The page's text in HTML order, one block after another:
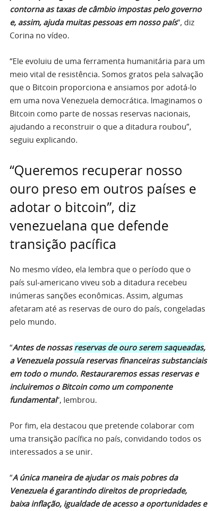
contorna as taxas de câmbio impostas pelo governo
e, assim, ajuda muitas pessoas em nosso país“, diz
Corina no vídeo.
“Ele evoluiu de uma ferramenta humanitária para um
meio vital de resistência. Somos gratos pela salvação
que o Bitcoin proporciona e ansiamos por adotá-lo
em uma nova Venezuela democrática. Imaginamos o
Bitcoin como parte de nossas reservas nacionais,
ajudando a reconstruir o que a ditadura roubou”,
seguiu explicando.
“Queremos recuperar nosso
ouro preso em outros países e
adotar o bitcoin”, diz
venezuelana que defende
transição pacífica
No mesmo vídeo, ela lembra que o período que o
país sul-americano viveu sob a ditadura recebeu
inúmeras sanções econômicas. Assim, algumas
afetaram até as reservas de ouro do país, congeladas
pelo mundo.
“Antes de nossasreservas de ouro serem saqueadas,
a Venezuela possuía reservas financeiras substanciais
em todo o mundo. Restauraremos essas reservas e
incluiremos o Bitcoin como um componente
fundamental“, lembrou.
Por fim, ela destacou que pretende colaborar com
uma transição pacífica no país, convidando todos os
interessados a se unir.
“A única maneira de ajudar os mais pobres da
Venezuela é garantindo direitos de propriedade,
baixa inflação, igualdade de acesso a oportunidades e